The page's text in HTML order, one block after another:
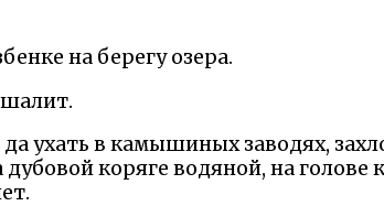
на берегу озера.
шалит.
ухать в камышиных заводях,
коряге водяной, на голове